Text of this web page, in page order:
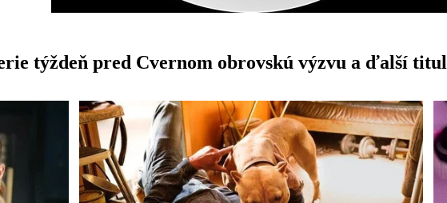
týždeň pred Cvernom obrovskú výzvu a ďalší